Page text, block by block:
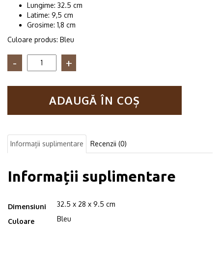
Lungime: 32.5 cm
Latime: 9,5 cm
Grosime: 1,8 cm
Culoare produs: Bleu
Cantitate
perete
in
hexagonala
Carnival
ADAUGĂ ÎN COȘ
Informații suplimentare Recenzii (0)
Informații suplimentare
Dimensiuni 32.5 x 28 x 9.5 cm
Culoare Bleu